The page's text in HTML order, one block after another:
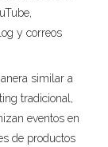
y correos
similar a
tradicional,
eventos en
de productos